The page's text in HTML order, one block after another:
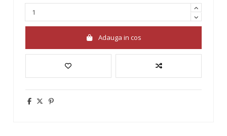
Adauga in cos